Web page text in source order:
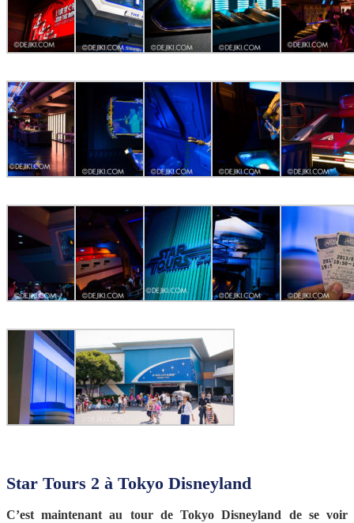
Star Tours 2 à Tokyo Disneyland
C’est maintenant au tour de Tokyo Disneyland de se voir